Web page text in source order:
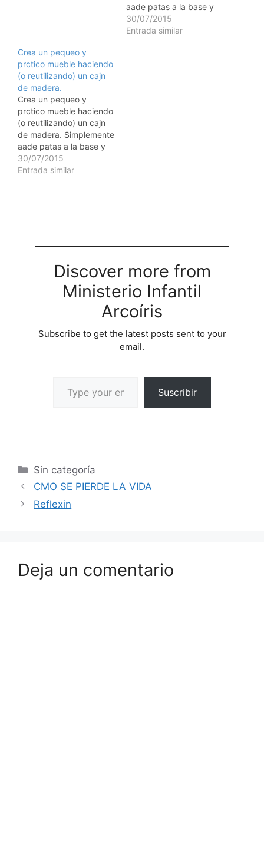
aade patas a la base y
pinta toda la pieza de tu
color favorito.
30/07/2015
Entrada similar
Crea un pequeo y
prctico mueble haciendo
(o reutilizando) un cajn
de madera.
Crea un pequeo y
prctico mueble haciendo
(o reutilizando) un cajn
de madera. Simplemente
aade patas a la base y
pinta toda la pieza de tu
color favorito.
30/07/2015
Entrada similar
Discover more from
Ministerio Infantil
Arcoíris
Subscribe to get the latest posts sent to your
email.
Suscribir
Sin categoría
CMO SE PIERDE LA VIDA
Reflexin
Deja un comentario